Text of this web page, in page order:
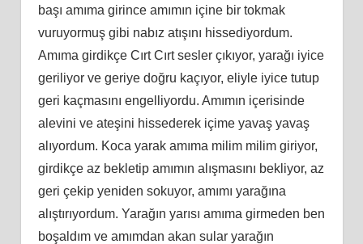
başı amıma girince amımın içine bir tokmak
vuruyormuş gibi nabız atışını hissediyordum.
Amıma girdikçe Cırt Cırt sesler çıkıyor, yarağı iyice
geriliyor ve geriye doğru kaçıyor, eliyle iyice tutup
geri kaçmasını engelliyordu. Amımın içerisinde
alevini ve ateşini hissederek içime yavaş yavaş
alıyordum. Koca yarak amıma milim milim giriyor,
girdikçe az bekletip amımın alışmasını bekliyor, az
geri çekip yeniden sokuyor, amımı yarağına
alıştırıyordum. Yarağın yarısı amıma girmeden ben
boşaldım ve amımdan akan sular yarağın